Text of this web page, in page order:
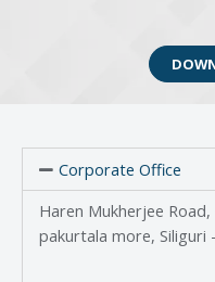
Corporate Office
Haren Mukherjee
pakurtala more, Siliguri